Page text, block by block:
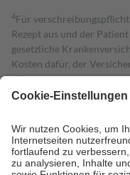
4Für
Rezept aus und der
gesetzliche
Kosten dafür, der
mit.
Grundsätzlich leisten
höchstens zehn Euro.
Es
Kosten der Leistung zu
Diese Regeln gelten
Bei Heilmitteln und